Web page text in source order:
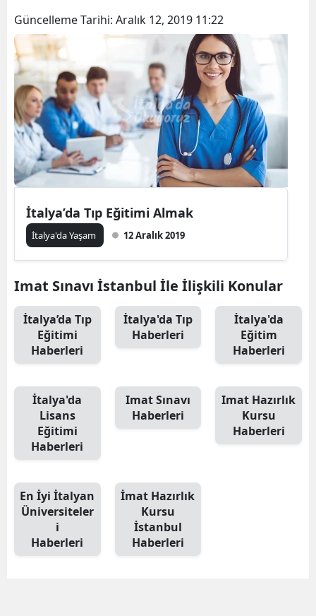
Güncelleme Tarihi: Aralık 12, 2019 11:22
İtalya’da Tıp Eğitimi Almak
İtalya'da Yaşam 12 Aralık 2019
Imat Sınavı İstanbul İle İlişkili Konular
İtalya’da Tıp
Eğitimi
Haberleri
İtalya'da Tıp
Haberleri
İtalya'da
Eğitim
Haberleri
İtalya'da
Lisans
Eğitimi
Haberleri
Imat Sınavı
Haberleri
Imat Hazırlık
Kursu
Haberleri
En İyi İtalyan
Üniversiteler
i
Haberleri
İmat Hazırlık
Kursu
İstanbul
Haberleri